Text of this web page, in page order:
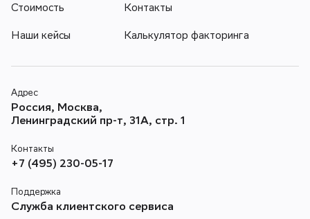
Стоимость
Наши кейсы
Контакты
Калькулятор факторинга
Адрес
Россия, Москва,
Ленинградский пр-т, 31А, стр. 1
Контакты
+7 (495) 230-05-17
Поддержка
Служба клиентского сервиса